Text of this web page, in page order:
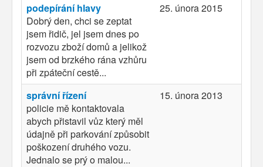
podepírání hlavy
Dobrý den, chci se zeptat
jsem řidič, jel jsem dnes po
rozvozu zboží domů a jelikož
jsem od brzkého rána vzhůru
při zpáteční cestě...
25. února 2015
správní řízení
policie mě kontaktovala
abych přistavil vůz který měl
údajně při parkování způsobit
poškození druhého vozu.
Jednalo se prý o malou...
15. února 2013